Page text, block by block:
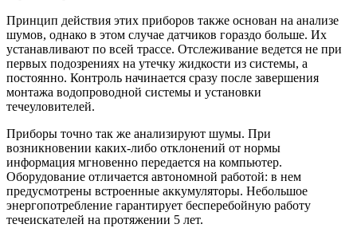
Принцип действия этих приборов также основан на анализе
шумов, однако в этом случае датчиков гораздо больше. Их
устанавливают по всей трассе. Отслеживание ведется не при
первых подозрениях на утечку жидкости из системы, а
постоянно. Контроль начинается сразу после завершения
монтажа водопроводной системы и установки
течеуловителей.
Приборы точно так же анализируют шумы. При
возникновении каких-либо отклонений от нормы
информация мгновенно передается на компьютер.
Оборудование отличается автономной работой: в нем
предусмотрены встроенные аккумуляторы. Небольшое
энергопотребление гарантирует бесперебойную работу
течеискателей на протяжении 5 лет.